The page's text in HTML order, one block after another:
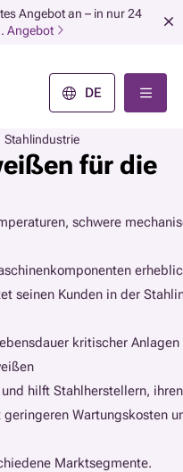
Angebot an – in nur 24
Angebot
DE
Stahlindustrie
für die
schwere
seinen Kunden in der
kritischer Anlagen
hilft Stahlherstellern,
Wartungskosten
Marktsegmente.